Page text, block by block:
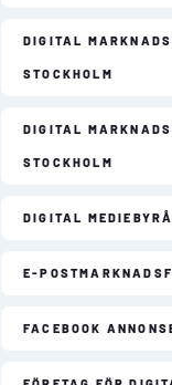
DIGITAL
STOCKHOLM
DIGITAL
STOCKHOLM
DIGITAL MEDIEBYRÅ
E-
FACEBOOK